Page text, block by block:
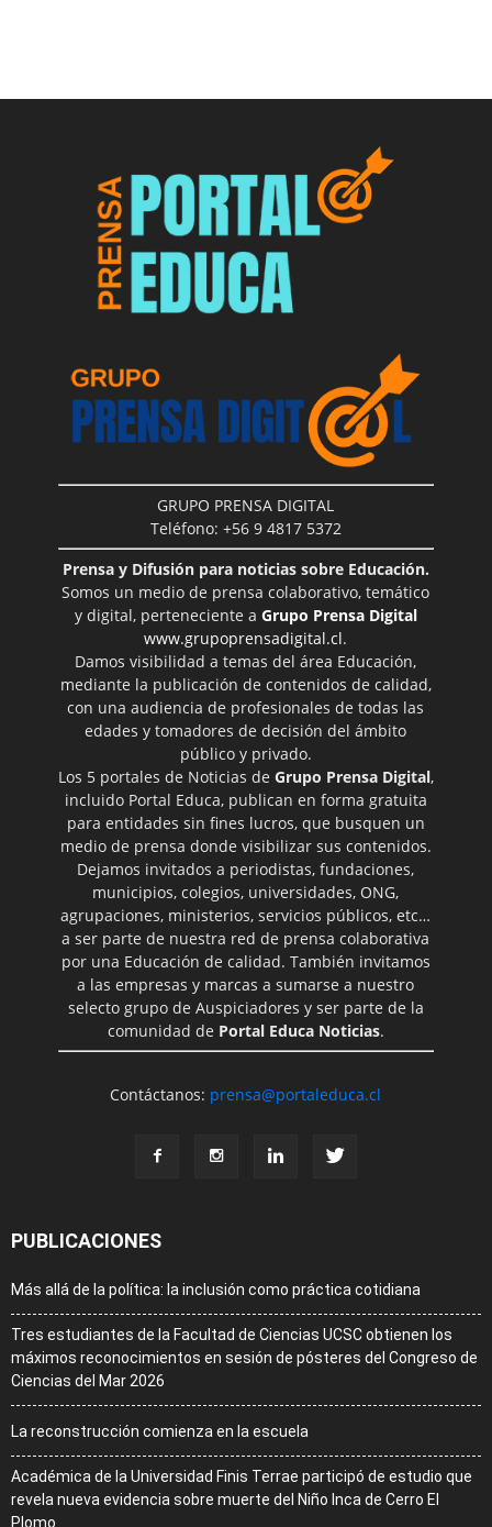
GRUPO PRENSA DIGITAL
Teléfono: +56 9 4817 5372
Prensa y Difusión para noticias sobre Educación.
Somos un medio de prensa colaborativo, temático
y digital, perteneciente a Grupo Prensa Digital
www.grupoprensadigital.cl.
Damos visibilidad a temas del área Educación,
mediante la publicación de contenidos de calidad,
con una audiencia de profesionales de todas las
edades y tomadores de decisión del ámbito
público y privado.
Los 5 portales de Noticias de Grupo Prensa Digital,
incluido Portal Educa, publican en forma gratuita
para entidades sin fines lucros, que busquen un
medio de prensa donde visibilizar sus contenidos.
Dejamos invitados a periodistas, fundaciones,
municipios, colegios, universidades, ONG,
agrupaciones, ministerios, servicios públicos, etc…
a ser parte de nuestra red de prensa colaborativa
por una Educación de calidad. También invitamos
a las empresas y marcas a sumarse a nuestro
selecto grupo de Auspiciadores y ser parte de la
comunidad de Portal Educa Noticias.
Contáctanos: prensa@portaleduca.cl
PUBLICACIONES
Más allá de la política: la inclusión como práctica cotidiana
Tres estudiantes de la Facultad de Ciencias UCSC obtienen los
máximos reconocimientos en sesión de pósteres del Congreso de
Ciencias del Mar 2026
La reconstrucción comienza en la escuela
Académica de la Universidad Finis Terrae participó de estudio que
revela nueva evidencia sobre muerte del Niño Inca de Cerro El
Plomo